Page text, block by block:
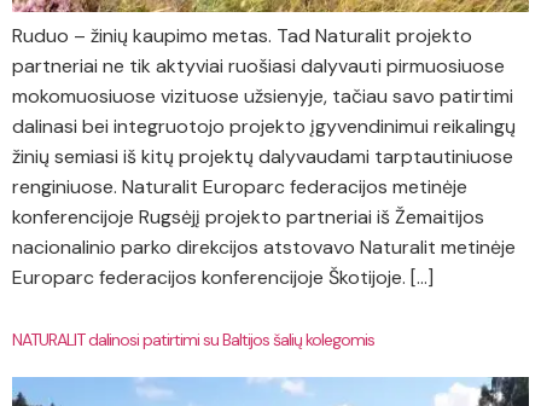
Ruduo – žinių kaupimo metas. Tad Naturalit projekto
partneriai ne tik aktyviai ruošiasi dalyvauti pirmuosiuose
mokomuosiuose vizituose užsienyje, tačiau savo patirtimi
dalinasi bei integruotojo projekto įgyvendinimui reikalingų
žinių semiasi iš kitų projektų dalyvaudami tarptautiniuose
renginiuose. Naturalit Europarc federacijos metinėje
konferencijoje Rugsėjį projekto partneriai iš Žemaitijos
nacionalinio parko direkcijos atstovavo Naturalit metinėje
Europarc federacijos konferencijoje Škotijoje. […]
NATURALIT dalinosi patirtimi su Baltijos šalių kolegomis